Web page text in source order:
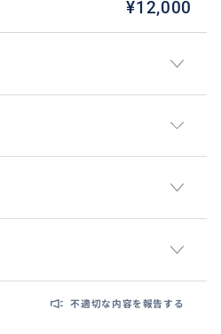
～）と午後（1630～）の1日2
ナウ族、オランウルー族、
の舞踊は、迫力満点です。
¥12,000
不適切な内容を報告する